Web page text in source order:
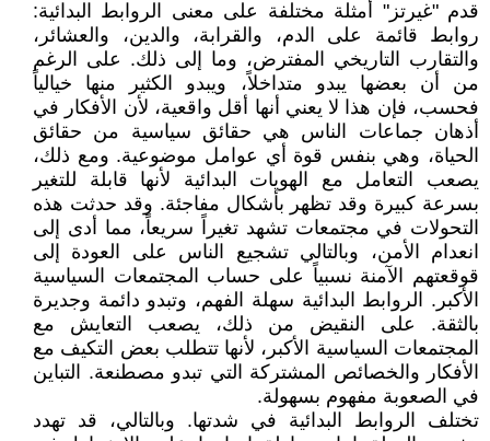
قدم "غيرتز" أمثلة مختلفة على معنى الروابط البدائية:
روابط قائمة على الدم، والقرابة، والدين، والعشائر،
والتقارب التاريخي المفترض، وما إلى ذلك. على الرغم
من أن بعضها يبدو متداخلاً، ويبدو الكثير منها خيالياً
فحسب، فإن هذا لا يعني أنها أقل واقعية، لأن الأفكار في
أذهان جماعات الناس هي حقائق سياسية من حقائق
الحياة، وهي بنفس قوة أي عوامل موضوعية. ومع ذلك،
يصعب التعامل مع الهويات البدائية لأنها قابلة للتغير
بسرعة كبيرة وقد تظهر بأشكال مفاجئة. وقد حدثت هذه
التحولات في مجتمعات تشهد تغيراً سريعاً، مما أدى إلى
انعدام الأمن، وبالتالي تشجيع الناس على العودة إلى
قوقعتهم الآمنة نسبياً على حساب المجتمعات السياسية
الأكبر. الروابط البدائية سهلة الفهم، وتبدو دائمة وجديرة
بالثقة. على النقيض من ذلك، يصعب التعايش مع
المجتمعات السياسية الأكبر، لأنها تتطلب بعض التكيف مع
الأفكار والخصائص المشتركة التي تبدو مصطنعة. التباين
في الصعوبة مفهوم بسهولة.
تختلف الروابط البدائية في شدتها. وبالتالي، قد تهدد